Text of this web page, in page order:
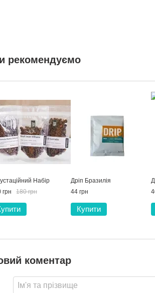
рекомендуємо
Набір
грн
180 грн
Дріп Бразилія
44 грн
Купити
коментар